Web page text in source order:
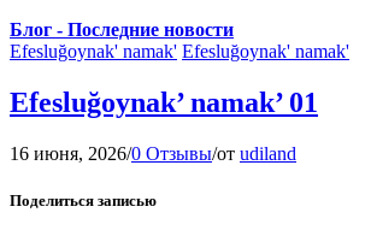
Блог - Последние новости
Efesluğoynak' namak' Efesluğoynak' namak'
Efesluğoynak’ namak’ 01
16 июня, 2026/0 Отзывы/от udiland
Поделиться записью